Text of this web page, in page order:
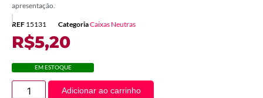
apresentação.
REF 15131 CategoriaCaixas Neutras
R$5,20
EM ESTOQUE
Adicionar ao carrinho